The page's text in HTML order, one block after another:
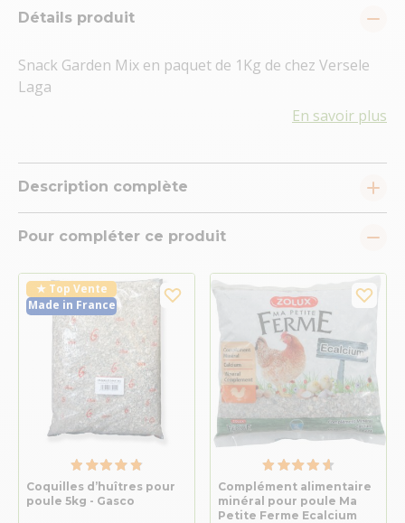
Détails produit
Snack Garden Mix en paquet de 1Kg de chez Versele
Laga
En savoir plus
Description complète
Pour compléter ce produit
★ Top Vente
Made in France
Coquilles d’huîtres pour
poule 5kg - Gasco
Complément alimentaire
minéral pour poule Ma
Petite Ferme Ecalcium